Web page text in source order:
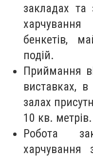
закладах та
бенкетів,
подій.
Приймання
виставках,
залах
10 кв. метрів.
Робота